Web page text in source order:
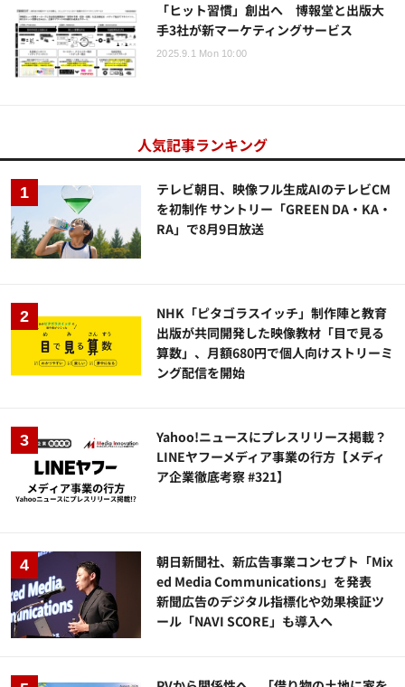
「ヒット習慣」創出へ 博報堂と出版大
手3社が新マーケティングサービス
2025.9.1 Mon 10:00
人気記事ランキング
テレビ朝日、映像フル生成AIのテレビCM
を初制作 サントリー「GREEN DA・KA・
RA」で8月9日放送
NHK「ピタゴラスイッチ」制作陣と教育
出版が共同開発した映像教材「目で見る
算数」、月額680円で個人向けストリーミ
ング配信を開始
Yahoo!ニュースにプレスリリース掲載？
LINEヤフーメディア事業の行方【メディ
ア企業徹底考察 #321】
朝日新聞社、新広告事業コンセプト「Mix
ed Media Communications」を発表
新聞広告のデジタル指標化や効果検証ツ
ール「NAVI SCORE」も導入へ